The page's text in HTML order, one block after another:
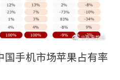
国手机市场苹果占有率